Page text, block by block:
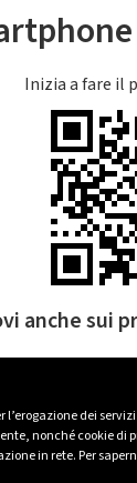
dei
nonché cookie di
in rete. Per
Inizia a fare il
anche sui